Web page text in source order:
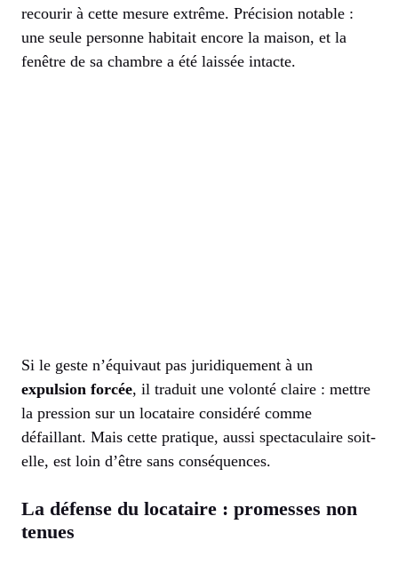
recourir à cette mesure extrême. Précision notable :
une seule personne habitait encore la maison, et la
fenêtre de sa chambre a été laissée intacte.
Si le geste n’équivaut pas juridiquement à un
expulsion forcée, il traduit une volonté claire : mettre
la pression sur un locataire considéré comme
défaillant. Mais cette pratique, aussi spectaculaire soit-
elle, est loin d’être sans conséquences.
La défense du locataire : promesses non
tenues